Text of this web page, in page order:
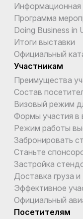
Программа
Doing Business in
Итоги выставки
Официальный
Участникам
Преимущества
Состав
Визовый режим
Формы участия в
Режим работы
Забронировать
Станьте
Застройка
Доставка груза
Эффективное
Официальный
Посетителям